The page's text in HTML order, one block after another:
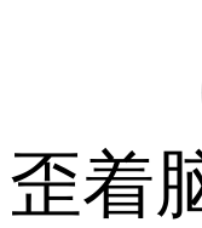
（
歪着